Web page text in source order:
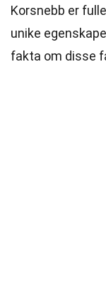
Korsnebb er
unike
fakta om disse